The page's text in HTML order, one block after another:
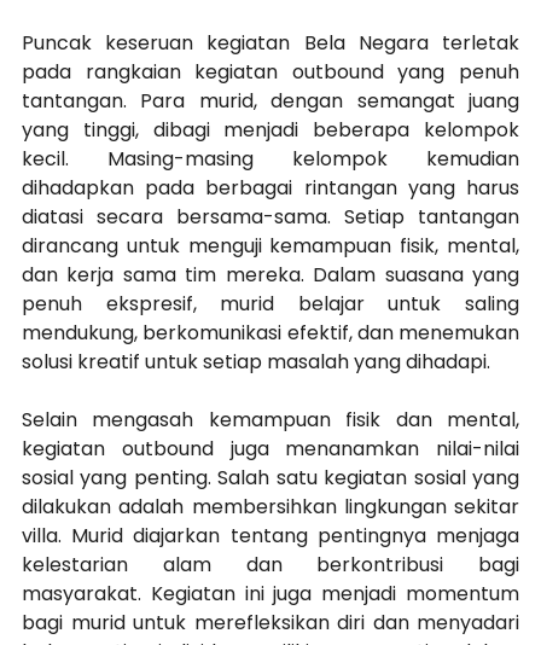
Puncak keseruan kegiatan Bela Negara terletak
pada rangkaian kegiatan outbound yang penuh
tantangan. Para murid, dengan semangat juang
yang tinggi, dibagi menjadi beberapa kelompok
kecil. Masing-masing kelompok kemudian
dihadapkan pada berbagai rintangan yang harus
diatasi secara bersama-sama. Setiap tantangan
dirancang untuk menguji kemampuan fisik, mental,
dan kerja sama tim mereka. Dalam suasana yang
penuh ekspresif, murid belajar untuk saling
mendukung, berkomunikasi efektif, dan menemukan
solusi kreatif untuk setiap masalah yang dihadapi.
Selain mengasah kemampuan fisik dan mental,
kegiatan outbound juga menanamkan nilai-nilai
sosial yang penting. Salah satu kegiatan sosial yang
dilakukan adalah membersihkan lingkungan sekitar
villa. Murid diajarkan tentang pentingnya menjaga
kelestarian alam dan berkontribusi bagi
masyarakat. Kegiatan ini juga menjadi momentum
bagi murid untuk merefleksikan diri dan menyadari